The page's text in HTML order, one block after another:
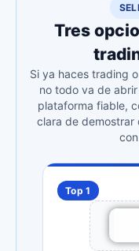
Tres
Si ya haces trading
no todo va de
plataforma fiable,
clara de demostrar
Top 1